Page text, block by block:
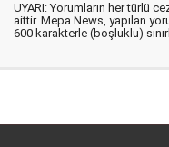
UYARI: Yorumların her türlü
aittir. Mepa News, yapılan
600 karakterle (boşluklu)